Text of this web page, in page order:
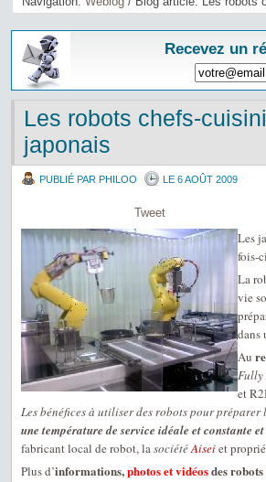
Recevez un
Les robots chefs-
japonais
PUBLIÉ PAR PHILOO LE 6 AOÛT 2009
Tweet
Les
fois-
La
vie
dans
Au
Fully
et
Les bénéfices à utiliser des robots pour préparer
une température de service idéale et constante
fabricant local de robot, lasociétéAiseiet
Plus d’informations,photos et vidéosdes